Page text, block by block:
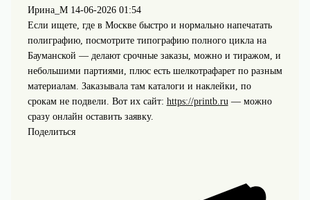
Ирина_М 14-06-2026 01:54
Если ищете, где в Москве быстро и нормально напечатать
полиграфию, посмотрите типографию полного цикла на
Бауманской — делают срочные заказы, можно и тиражом, и
небольшими партиями, плюс есть шелкотрафарет по разным
материалам. Заказывала там каталоги и наклейки, по
срокам не подвели. Вот их сайт: https://printb.ru — можно
сразу онлайн оставить заявку.
Поделиться